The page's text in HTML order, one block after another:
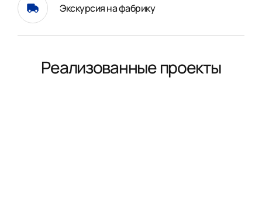
Экскурсия на фабрику
Реализованные проекты